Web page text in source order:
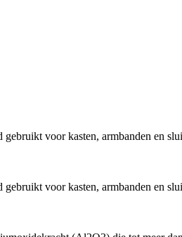
voor kasten, armbanden en
voor kasten, armbanden en